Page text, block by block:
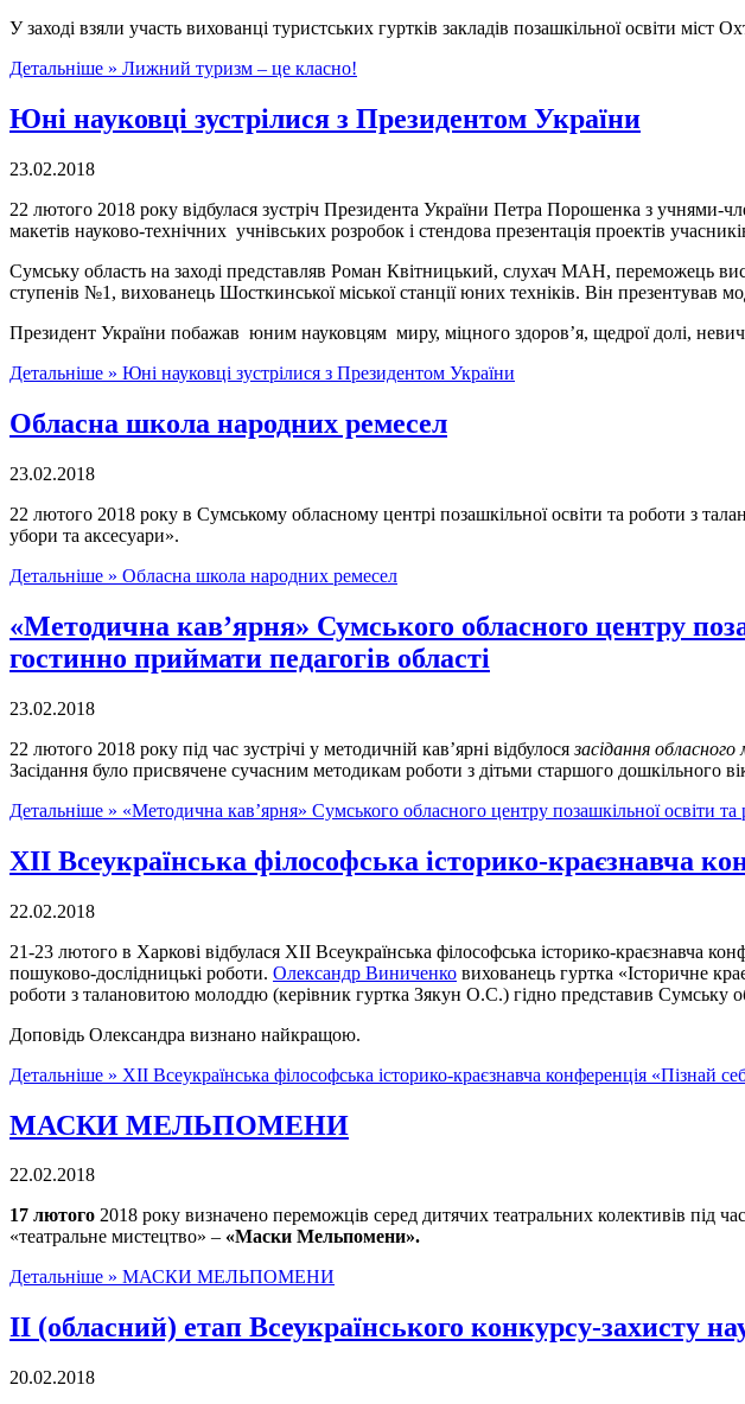
У заході взяли участь вихованці туристських гуртків закладів позашкільної освіти
Детальніше » Лижний туризм – це класно!
Юні науковці зустрілися з Президентом України
23.02.2018
22 лютого 2018 року відбулася зустріч Президента України Петра Порошенка з учнями-
макетів науково-технічних учнівських розробок і стендова презентація проектів
Сумську область на заході представляв Роман Квітницький, слухач МАН, переможець
ступенів №1, вихованець Шосткинської міської станції юних техніків. Він презентував
Президент України побажав юним науковцям миру, міцного здоров’я, щедрої долі,
Детальніше » Юні науковці зустрілися з Президентом України
Обласна школа народних ремесел
23.02.2018
22 лютого 2018 року в Сумському обласному центрі позашкільної освіти та роботи з
убори та аксесуари».
Детальніше » Обласна школа народних ремесел
«Методична кав’ярня» Сумського обласного центру
гостинно приймати педагогів області
23.02.2018
22 лютого 2018 року під час зустрічі у методичній кав’ярні відбулосязасідання
Засідання було присвячене сучасним методикам роботи з дітьми старшого дошкільного
Детальніше » «Методична кав’ярня» Сумського обласного центру позашкільної освіти
ХІІ Всеукраїнська філософська історико-краєзнавча
22.02.2018
21-23 лютого в Харкові відбулася ХІІ Всеукраїнська філософська історико-краєзнавча
пошуково-дослідницькі роботи. Олександр Виниченко вихованець гуртка «Історичне
роботи з талановитою молоддю (керівник гуртка Зякун О.С.) гідно представив Сумську
Доповідь Олександра визнано найкращою.
Детальніше » ХІІ Всеукраїнська філософська історико-краєзнавча конференція «Пізнай
МАСКИ МЕЛЬПОМЕНИ
22.02.2018
17 лютого 2018 року визначено переможців серед дитячих театральних колективів під
«театральне мистецтво» – «Маски Мельпомени».
Детальніше » МАСКИ МЕЛЬПОМЕНИ
ІІ (обласний) етап Всеукраїнського конкурсу-захисту
20.02.2018